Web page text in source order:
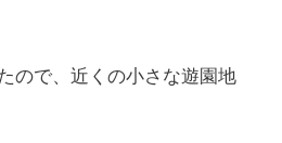
ので、近くの小さな遊園地